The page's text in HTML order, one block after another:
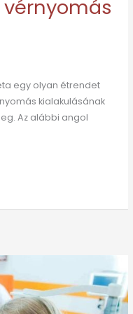
egy olyan étrendet
kialakulásának
Az alábbi angol